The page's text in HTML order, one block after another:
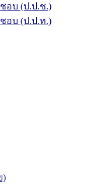
อบ (ป.ป.ช.)
อบ (ป.ป.ท.)
)